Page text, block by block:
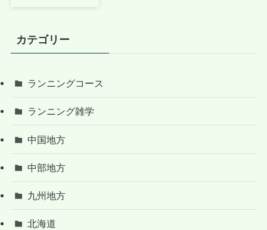
カテゴリー
ランニングコース
ランニング雑学
中国地方
中部地方
九州地方
北海道